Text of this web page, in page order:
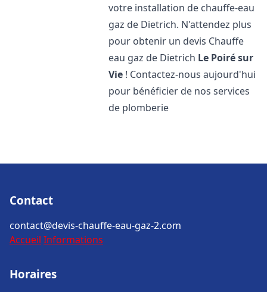
votre installation de chauffe-eau
gaz de Dietrich. N'attendez plus
pour obtenir un devis Chauffe
eau gaz de Dietrich Le Poiré sur
Vie ! Contactez-nous aujourd'hui
pour bénéficier de nos services
de plomberie
Contact
contact@devis-chauffe-eau-gaz-2.com
Accueil Informations
Horaires